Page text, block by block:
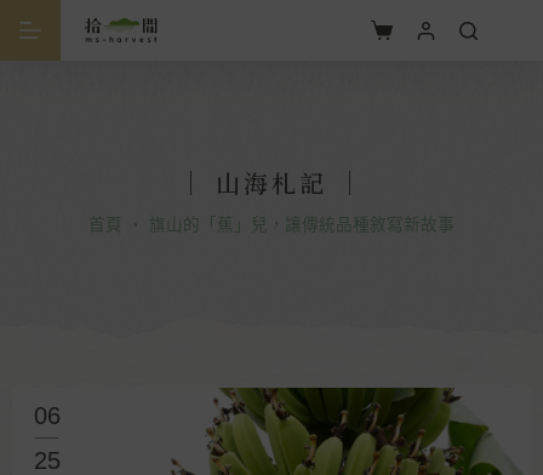
｜ 山海札記 ｜
首頁 ・ 旗山的「蕉」兒，讓傳統品種敘寫新故事
06
25